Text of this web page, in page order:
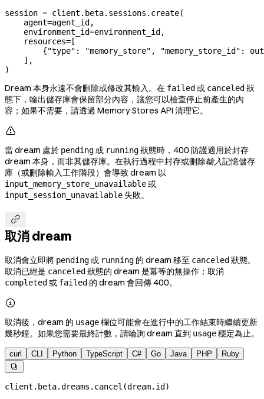
session = client.beta.sessions.create(
    agent
=agent_id,
    environment_id
=environment_id,
    resources
= [
        {
"type" : "memory_store" , "memory_store_id" :
    ],
)
Dream 本身永遠不會刪除或修改其輸入。在 failed 或 canceled 狀
態下，輸出儲存庫會保留部分內容，讓您可以檢查停止前產生的內
容；如果不需要，請透過 Memory Stores API 清理它。

當 dream 處於 pending或 running狀態時，400 防護適用於封存
dream 本身，而非其儲存庫。在執行過程中封存或刪除輸入記憶儲存
庫（或刪除輸入工作階段）會導致 dream 以
input_memory_store_unavailable或
input_session_unavailable 失敗。

取消 dream
取消會立即將 pending或 running 的 dream 移至 canceled 狀態。
取消已經是 canceled 狀態的 dream 是冪等的無操作；取消
completed 或 failed 的 dream 會回傳 400。

取消後，dream 的 usage欄位可能會在進行中的工作結束時繼續更新
幾秒鐘。如果您需要最終計數，請輪詢 dream 直到 usage穩定為止。
curl CLI Python TypeScript C# Go Java PHP Ruby

client.beta.dreams.cancel(dream.id)